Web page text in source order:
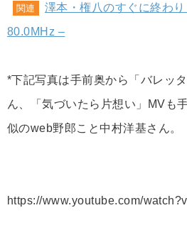
関連
澤本・権八のすぐに終わ
80.0MHz –
*下記写真は手前奥から「バレッ
ん、「気づいたら片想い」MVも
似のweb野郎こと中村洋基さん。
https://www.youtube.com/